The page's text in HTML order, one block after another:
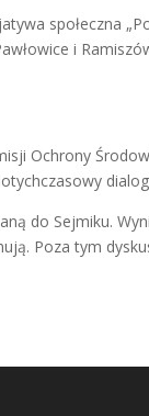
społeczna
i
Ochrony
do Sejmiku.
Poza tym